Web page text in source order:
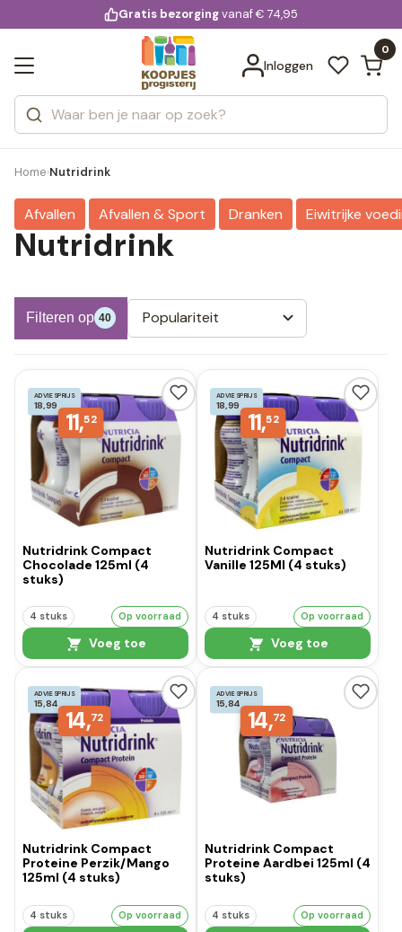
voor 20:00 uur besteld
Gratis bezorgingvanaf € 74,95
Inloggen
0
Zoeken
Categorieën
Merken
Bekijk alle resultaten
Home›Nutridrink
Afvallen Afvallen & Sport Dranken Eiwitrijke
Nutridrink
Filteren op 40 Populariteit
ADVIESPRIJS
18,99
11,52
Nutridrink Compact
Chocolade 125ml (4
stuks)
4 stuks Op voorraad
Voeg toe
ADVIESPRIJS
18,99
11,52
Nutridrink Compact
Vanille 125Ml (4 stuks)
4 stuks Op voorraad
Voeg toe
ADVIESPRIJS
15,84
14,72
Nutridrink Compact
Proteine Perzik/Mango
125ml (4 stuks)
4 stuks Op voorraad
ADVIESPRIJS
15,84
14,72
Nutridrink Compact
Proteine Aardbei 125ml (4
stuks)
4 stuks Op voorraad